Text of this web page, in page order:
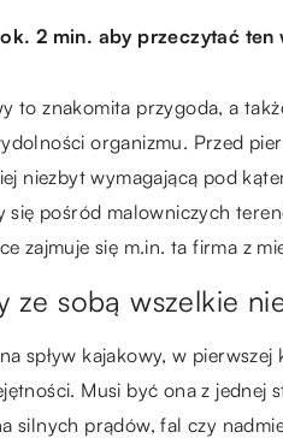
2 min. aby przeczytać ten
to znakomita przygoda, a
organizmu. Przed
niezbyt wymagającą pod
się pośród malowniczych
zajmuje się m.in. ta firma z
ze sobą wszelkie
spływ kajakowy, w
Musi być ona z
silnych prądów, fal czy